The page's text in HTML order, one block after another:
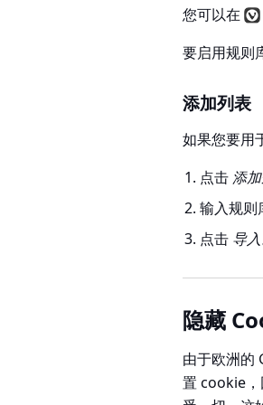
您可以在
要启用规则
添加列表
如果您要用
点击 添
输入规则
点击 导入
隐藏
由于欧洲的
置 cookie，